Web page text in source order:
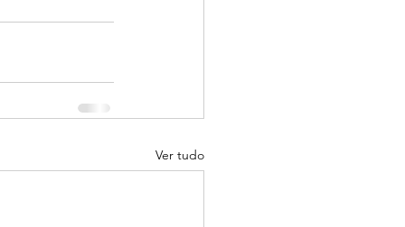
Ver tudo